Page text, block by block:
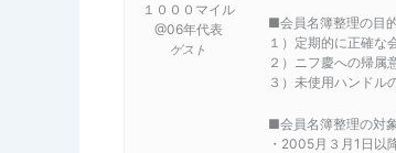
１０００マイル
@06年代表
ゲスト
■会員名簿整理の目
１）定期的に正確な
２）ニフ慶への帰属
３）未使用ハンドル
■会員名簿整理の対
・2005月３月1日以